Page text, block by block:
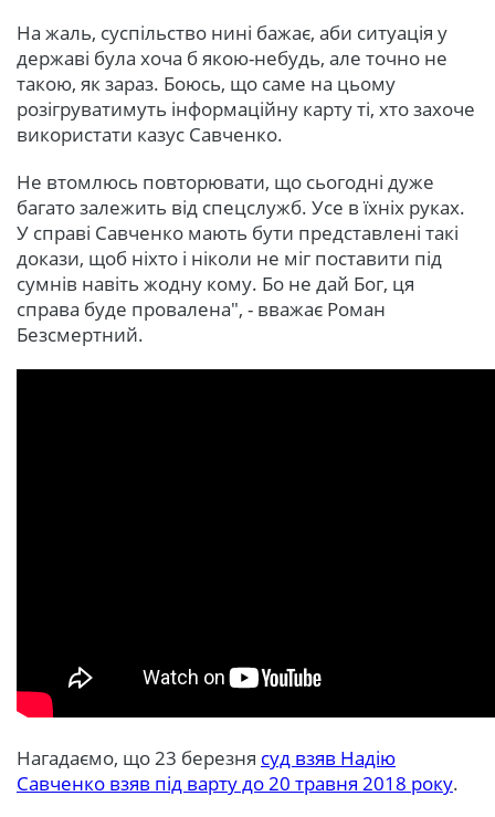
На жаль, суспільство нині бажає, аби ситуація у
державі була хоча б якою-небудь, але точно не
такою, як зараз. Боюсь, що саме на цьому
розігруватимуть інформаційну карту ті, хто захоче
використати казус Савченко.
Не втомлюсь повторювати, що сьогодні дуже
багато залежить від спецслужб. Усе в їхніх руках.
У справі Савченко мають бути представлені такі
докази, щоб ніхто і ніколи не міг поставити під
сумнів навіть жодну кому. Бо не дай Бог, ця
справа буде провалена", - вважає Роман
Безсмертний.
Нагадаємо, що 23 березня суд взяв Надію
Савченко взяв під варту до 20 травня 2018 року.